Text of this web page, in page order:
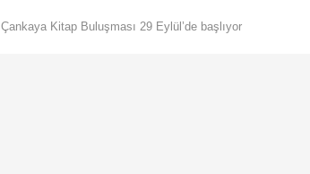
Çankaya Kitap Buluşması 29 Eylül’de başlıyor